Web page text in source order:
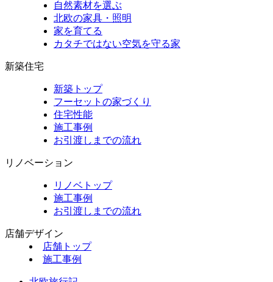
自然素材を選ぶ
北欧の家具・照明
家を育てる
カタチではない空気を守る家
新築住宅
新築トップ
フーセットの家づくり
住宅性能
施工事例
お引渡しまでの流れ
リノベーション
リノベトップ
施工事例
お引渡しまでの流れ
店舗デザイン
店舗トップ
施工事例